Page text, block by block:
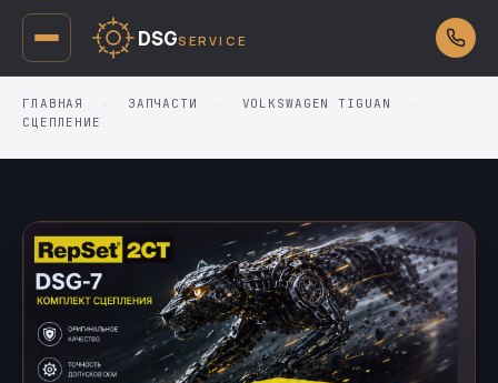
DSGSERVICE
ГЛАВНАЯ ЗАПЧАСТИ VOLKSWAGEN TIGUAN
СЦЕПЛЕНИЕ